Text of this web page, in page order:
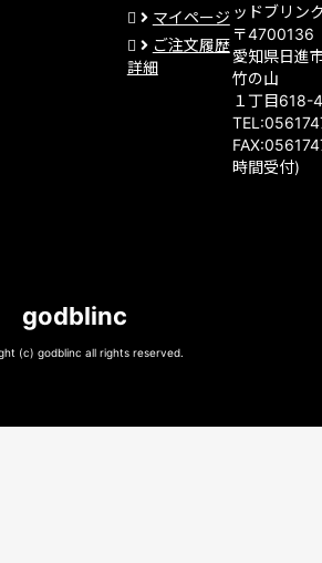
マイページ
ご注文履歴
詳細
ッドブリン
〒4700136
愛知県日進
竹の山
１丁目618-
時間受付)
godblinc
(c) godblinc all rights reserved.